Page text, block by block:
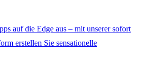
auf die Edge aus – mit unserer sofort
erstellen Sie sensationelle